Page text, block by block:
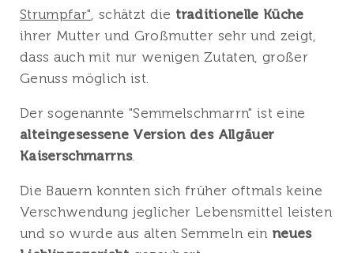
Strumpfar", schätzt die traditionelle Küche
ihrer Mutter und Großmutter sehr und zeigt,
dass auch mit nur wenigen Zutaten, großer
Genuss möglich ist.
Der sogenannte "Semmelschmarrn" ist eine
alteingesessene Version des Allgäuer
Kaiserschmarrns.
Die Bauern konnten sich früher oftmals keine
Verschwendung jeglicher Lebensmittel leisten
und so wurde aus alten Semmeln ein neues